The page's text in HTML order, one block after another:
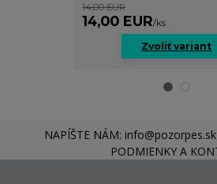
14,00 EUR
14,00 EUR/ks
Zvoliť variant
NAPÍŠTE NÁM:
PODMIENKY A